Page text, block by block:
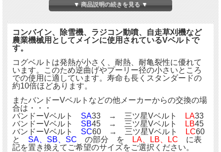
▼ 商品説明の続きを見る ▼
コンバイン、除雪機、ラジコン動噴、自走草刈機など
農業機械用としてメインに使用されているVベルトで
す。
コグベルトは発熱が小さく、耐熱、耐亀裂性に優れて
います。このため逆曲げやプーリー径の小さいところ
での使用に適しています。寿命も長くスタンダードの
約10倍ほどあります。
またバンドーVベルトなどの他メーカーからの交換の場
合は・・・
バンドーVベルト SA33 → 三ツ星Vベルト LA33
バンドーVベルト SB45 → 三ツ星Vベルト LB45
バンドーVベルト SC60 → 三ツ星Vベルト LC60
と SA、SB、SC の部分 を LA、LB、LC に表
記を置き換えてご希望のサイズをご選択ください。